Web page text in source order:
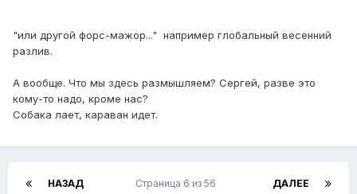
"или другой форс-мажор..." например глобальный весенний
разлив.
А вообще. Что мы здесь размышляем? Сергей, разве это
кому-то надо, кроме нас?
Собака лает, караван идет.
НАЗАД ДАЛЕЕ
Страница 6 из 56